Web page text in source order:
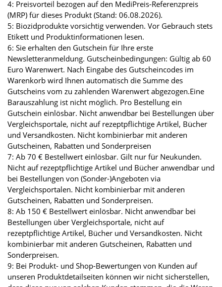
4: Preisvorteil bezogen auf den MediPreis-Referenzpreis
(MRP) für dieses Produkt (Stand: 06.08.2026).
5: Biozidprodukte vorsichtig verwenden. Vor Gebrauch stets
Etikett und Produktinformationen lesen.
6: Sie erhalten den Gutschein für Ihre erste
Newsletteranmeldung. Gutscheinbedingungen: Gültig ab 60
Euro Warenwert. Nach Eingabe des Gutscheincodes im
Warenkorb wird Ihnen automatisch die Summe des
Gutscheins vom zu zahlenden Warenwert abgezogen.Eine
Barauszahlung ist nicht möglich. Pro Bestellung ein
Gutschein einlösbar. Nicht anwendbar bei Bestellungen über
Vergleichsportale, nicht auf rezeptpflichtige Artikel, Bücher
und Versandkosten. Nicht kombinierbar mit anderen
Gutscheinen, Rabatten und Sonderpreisen
7: Ab 70 € Bestellwert einlösbar. Gilt nur für Neukunden.
Nicht auf rezeptpflichtige Artikel und Bücher anwendbar und
bei Bestellungen von (Sonder-)Angeboten via
Vergleichsportalen. Nicht kombinierbar mit anderen
Gutscheinen, Rabatten und Sonderpreisen.
8: Ab 150 € Bestellwert einlösbar. Nicht anwendbar bei
Bestellungen über Vergleichsportale, nicht auf
rezeptpflichtige Artikel, Bücher und Versandkosten. Nicht
kombinierbar mit anderen Gutscheinen, Rabatten und
Sonderpreisen.
9: Bei Produkt- und Shop-Bewertungen von Kunden auf
unseren Produktdetailseiten können wir nicht sicherstellen,